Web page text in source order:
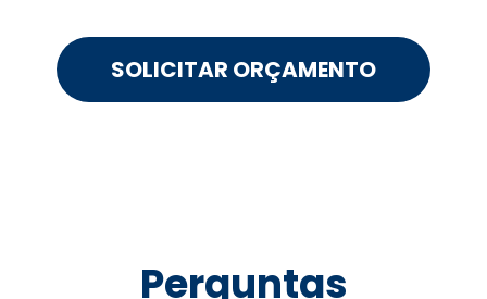
SOLICITAR ORÇAMENTO
Perguntas